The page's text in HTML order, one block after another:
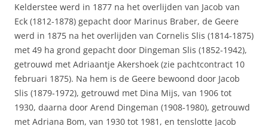
Kelderstee werd in 1877 na het overlijden van Jacob van
Eck (1812-1878) gepacht door Marinus Braber, de Geere
werd in 1875 na het overlijden van Cornelis Slis (1814-1875)
met 49 ha grond gepacht door Dingeman Slis (1852-1942),
getrouwd met Adriaantje Akershoek (zie pachtcontract 10
februari 1875). Na hem is de Geere bewoond door Jacob
Slis (1879-1972), getrouwd met Dina Mijs, van 1906 tot
1930, daarna door Arend Dingeman (1908-1980), getrouwd
met Adriana Bom, van 1930 tot 1981, en tenslotte Jacob